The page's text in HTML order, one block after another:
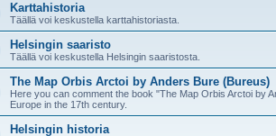
Karttahistoria
Täällä voi keskustella karttahistoriasta.
Helsingin saaristo
Täällä voi keskustella Helsingin saaristosta.
The Map Orbis Arctoi by Anders Bure (Bureus)
Here you can comment the book "The Map Orbis Arctoi by
Europe in the 17th century.
Helsingin historia